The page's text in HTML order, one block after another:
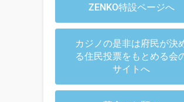
ZENKO特設ページへ
カジノの是非は府民が決
る住民投票をもとめる会
サイトへ